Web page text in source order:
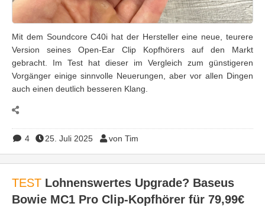
Mit dem Soundcore C40i hat der Hersteller eine neue, teurere
Version seines Open-Ear Clip Kopfhörers auf den Markt
gebracht. Im Test hat dieser im Vergleich zum günstigeren
Vorgänger einige sinnvolle Neuerungen, aber vor allen Dingen
auch einen deutlich besseren Klang.
4 25. Juli 2025 von Tim
TEST Lohnenswertes Upgrade? Baseus
Bowie MC1 Pro Clip-Kopfhörer für 79,99€